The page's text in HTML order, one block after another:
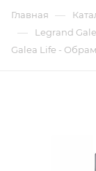
Главная —
— Legrand
Galea Life -